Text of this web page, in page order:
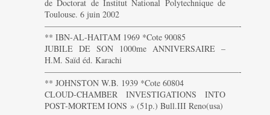
de Doctorat de Institut National Polytechnique de
Toulouse. 6 juin 2002
———————————————————————-
** IBN-AL-HAITAM 1969 *Cote 90085
JUBILE DE SON 1000me ANNIVERSAIRE –
H.M. Saïd éd. Karachi
———————————————————————-
** JOHNSTON W.B. 1939 *Cote 60804
CLOUD-CHAMBER INVESTIGATIONS INTO
POST-MORTEM IONS » (51p.) Bull.III Reno(usa)